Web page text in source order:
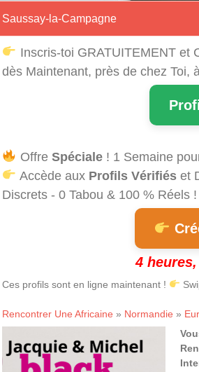
Saussay-la-Campagne
Inscris-toi GRATUITEMENT et
dès Maintenant, près de chez Toi, à
Offre Spéciale! 1 Semaine
Accède aux Profils Vérifiéset
Discrets - 0 Tabou & 100 % Réels !
4
Ces profils sont en ligne maintenant !
Rencontrer Une Africaine » Normandie »